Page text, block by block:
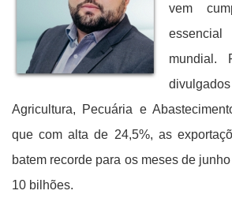
vem
mundial.
Agricultura, Pecuária e
que com alta de 24,5%, as
batem recorde para os meses de
10 bilhões.